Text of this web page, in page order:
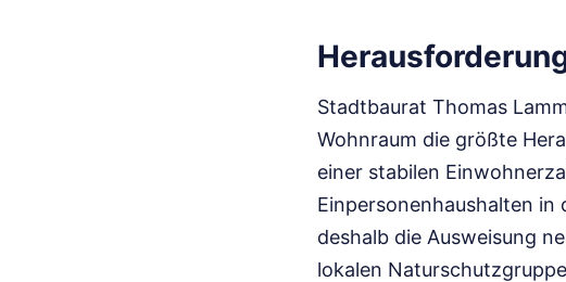
Stadtbaurat Thomas
Wohnraum die größte
einer stabilen
Einpersonenhaushalten
deshalb die Ausweisung
lokalen